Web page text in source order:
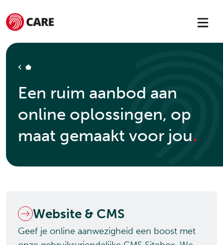
HOME
Een ruim aanbod aan
online oplossingen, op
maat gemaakt voor jou.
Website & CMS
Geef je online aanwezigheid een boost met